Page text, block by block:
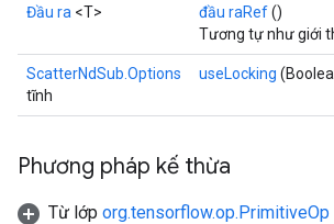
Đầu ra <T> đầu raRef()
Tương tự như giới
ScatterNdSub.Options
tĩnh
useLocking
Phương pháp kế thừa
Từ lớp org.tensorflow.op.PrimitiveOp